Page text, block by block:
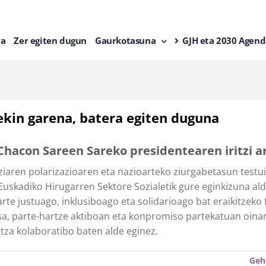
Zer egiten dugun Gaurkotasuna GJH eta 2030
garena, batera egiten duguna
Sareen Sareko presidentearen iritzi
polarizazioaren eta nazioarteko ziurgabetasun
Hirugarren Sektore Sozialetik gure eginkizuna
justuago, inklusiboago eta solidarioago bat eraikitzeko
parte-hartze aktiboan eta konpromiso partekatuan
kolaboratibo baten alde eginez.